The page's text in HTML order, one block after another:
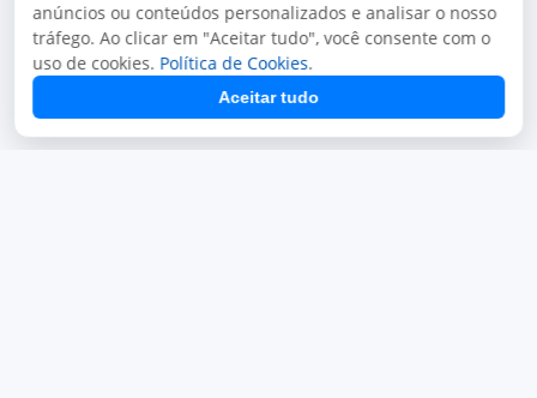
Sistema para Lachonetes
Gestor Fiscal
Módulos
anúncios ou conteúdos personalizados e analisar o nosso
tráfego. Ao clicar em "Aceitar tudo", você consente com o
uso de cookies. Política de Cookies.
Aceitar tudo